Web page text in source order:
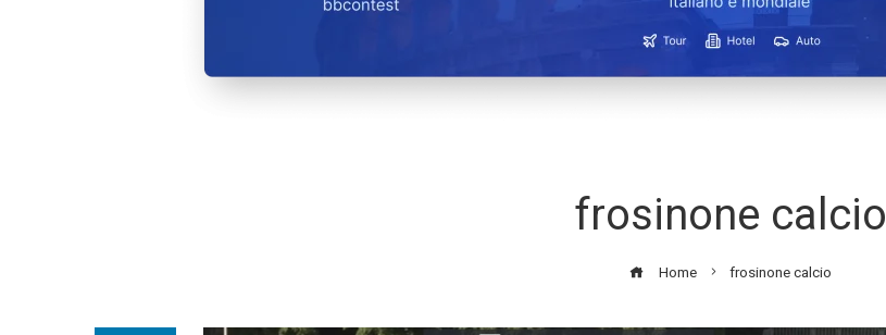
frosinone calcio
Home frosinone calcio